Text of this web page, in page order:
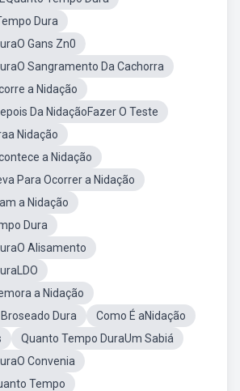
Dura
Gans Zn0
Sangramento Da Cachorra
a Nidação
Da NidaçãoFazer O Teste
Nidação
a Nidação
Para Ocorrer a Nidação
a Nidação
Dura
Alisamento
a Nidação
Dura
Como É aNidação
Quanto Tempo DuraUm Sabiá
Convenia
Tempo